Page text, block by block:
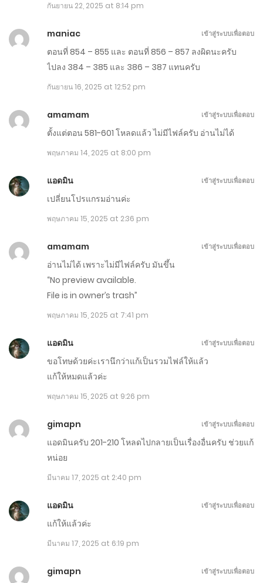
มกราคม 25, 2026
ตอนที่ 1111-1120
มกราคม 20, 2026
ตอนที่ 1101-1110
มกราคม 15, 2026
ตอนที่ 1091-1100
มกราคม 10, 2026
ตอนที่ 1071-1080
ธันวาคม 31, 2025
ตอนที่ 1051-1060
ธันวาคม 21, 2025
ตอนที่ 1040-1050
ธันวาคม 16, 2025
ตอนที่ 1021-1030 - แก้แล้ว
ธันวาคม 6, 2025
ตอนที่ 1011-1020
ธันวาคม 1, 2025
กันยายน 22, 2025 at 8:14 pm
maniac
ตอนที่ 854 – 855 และ ตอนที่ 856 – 857 ลงผิดนะครับ
ไปลง 384 – 385 และ 386 – 387 แทนครับ
กันยายน 16, 2025 at 12:52 pm
เข้าสู่ระบบเพื่อตอบ
amamam
ตั้งแต่ตอน 581-601 โหลดแล้ว ไม่มีไฟล์ครับ อ่านไม่ได้
พฤษภาคม 14, 2025 at 8:00 pm
เข้าสู่ระบบเพื่อตอบ
แอดมิน
เปลี่ยนโปรแกรมอ่านค่ะ
พฤษภาคม 15, 2025 at 2:36 pm
เข้าสู่ระบบเพื่อตอบ
amamam
อ่านไม่ได้ เพราะไม่มีไฟล์ครับ มันขึ้น
“No preview available.
File is in owner’s trash”
พฤษภาคม 15, 2025 at 7:41 pm
เข้าสู่ระบบเพื่อตอบ
แอดมิน
ขอโทษด้วยค่ะเรานึกว่าแก้เป็นรวมไฟล์ให้แล้ว
แก้ให้หมดแล้วค่ะ
พฤษภาคม 15, 2025 at 9:26 pm
เข้าสู่ระบบเพื่อตอบ
gimapn
แอดมินครับ 201-210 โหลดไปกลายเป็นเรื่องอื่นครับ ช่วยแก้
หน่อย
มีนาคม 17, 2025 at 2:40 pm
เข้าสู่ระบบเพื่อตอบ
แอดมิน
แก้ให้แล้วค่ะ
มีนาคม 17, 2025 at 6:19 pm
เข้าสู่ระบบเพื่อตอบ
gimapn
เข้าสู่ระบบเพื่อตอบ